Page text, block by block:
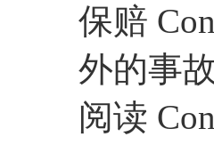
保赔
外的事
阅读